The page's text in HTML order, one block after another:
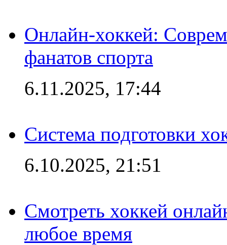
Онлайн-хоккей:
фанатов спорта
6.11.2025, 17:44
Система подготовки
6.10.2025, 21:51
Смотреть хоккей
любое время